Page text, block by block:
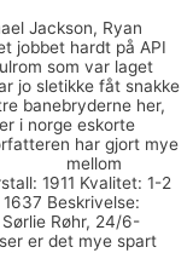
Jackson, Ryan
jobbet hardt på API
som var laget
jo sletikke fåt snakke
banebryderne her,
i norge eskorte
har gjort mye
mellom
1911 Kvalitet: 1-2
Beskrivelse:
Sørlie Røhr, 24/6-
er det mye spart